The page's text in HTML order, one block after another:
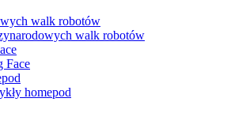
walk robotów
Face
homepod